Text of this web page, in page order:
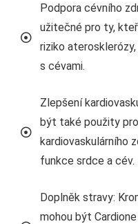
Podpora cévního
užitečné pro ty,
riziko
s cévami.
Zlepšení
být také použity
kardiovaskulárního
funkce srdce a cév.
Doplněk stravy:
mohou být